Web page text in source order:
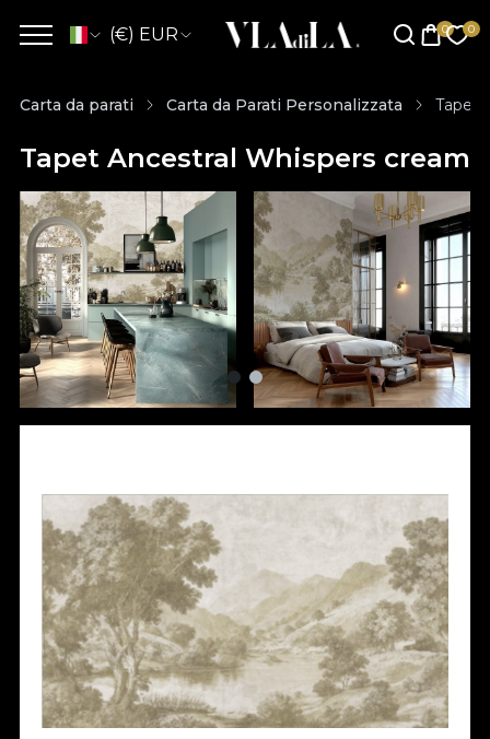
(€) EUR
Carta da parati Carta da Parati Personalizzata Tapet
Tapet Ancestral Whispers cream